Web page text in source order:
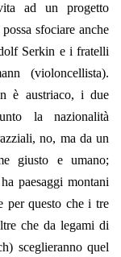
ad un progetto
sfociare anche
Serkin e i fratelli
(violoncellista).
è austriaco, i due
la nazionalità
no, ma da un
giusto e umano;
paesaggi montani
per questo che i tre
che da legami di
sceglieranno quel